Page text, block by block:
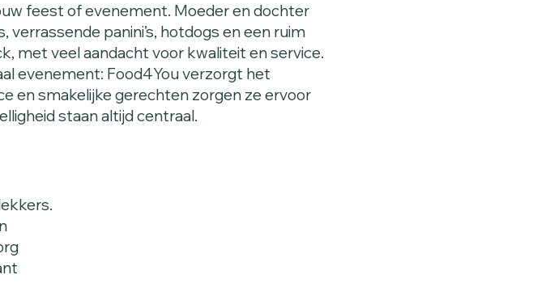
feest of evenement. Moeder en dochter
panini’s, hotdogs en een ruim
met veel aandacht voor kwaliteit en service.
evenement: Food4You verzorgt het
en smakelijke gerechten zorgen ze ervoor
staan altijd centraal.